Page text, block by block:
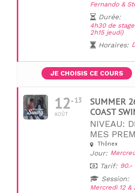
Fernando &
Durée:
4h30 de
2h15 jeudi)
Horaires:
JE CHOISIS CE COURS
12
AOÛT
13
SUMMER
COAST
NIVEAU:
MES
Thônex
Jour:
Tarif: 90.-
Session:
Mercredi 12 &